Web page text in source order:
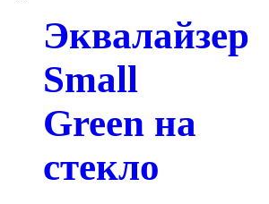
Эквалайзер
Small
Green на
стекло